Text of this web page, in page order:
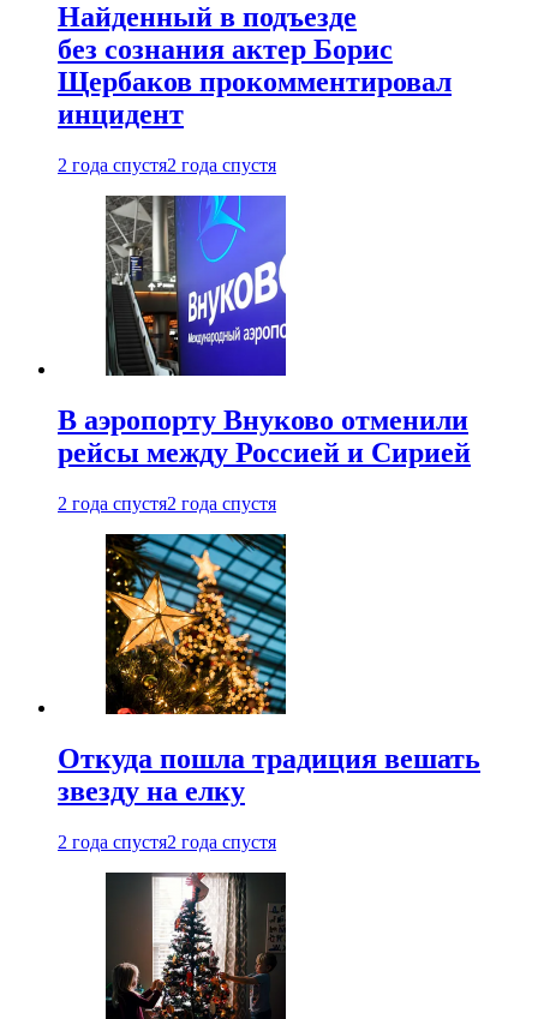
Найденный в подъезде
без сознания актер Борис
Щербаков прокомментировал
инцидент
2 года спустя2 года спустя
В аэропорту Внуково отменили
рейсы между Россией и Сирией
2 года спустя2 года спустя
Откуда пошла традиция вешать
звезду на елку
2 года спустя2 года спустя